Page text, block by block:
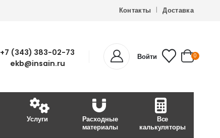
Контакты Доставка
+7 (343) 383-02-73
ekb@insain.ru
Войти 0
Услуги
Расходные
материалы
Все
калькуляторы